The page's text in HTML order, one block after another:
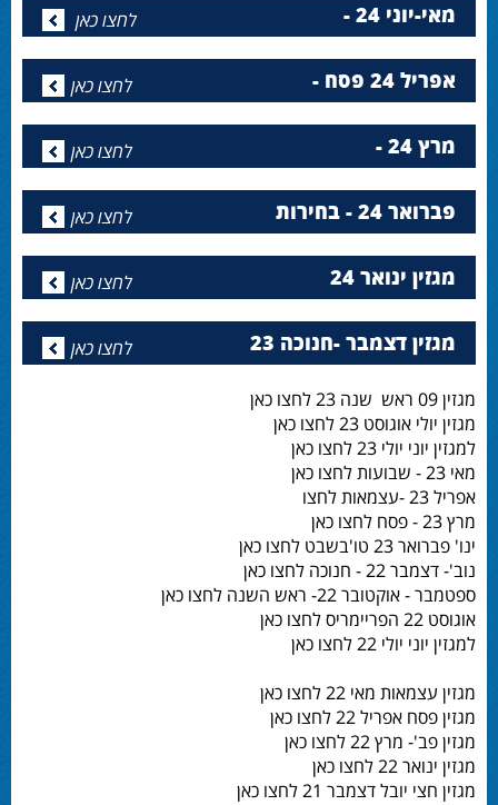
מאי-יוני 24 - לחצו כאן
אפריל 24 פסח - לחצו כאן
מרץ 24 - לחצו כאן
פברואר 24 - בחירות לחצו כאן
מגזין ינואר 24 לחצו כאן
מגזין דצמבר -חנוכה 23 לחצו כאן
מגזין 09 ראש שנה 23 לחצו כאן
מגזין יולי אוגוסט 23 לחצו כאן
למגזין יוני יולי 23 לחצו כאן
מאי 23 - שבועות לחצו כאן
אפריל 23 -עצמאות לחצו
מרץ 23 - פסח לחצו כאן
ינו' פברואר 23 טו'בשבט לחצו כאן
נוב'- דצמבר 22 - חנוכה לחצו כאן
ספטמבר - אוקטובר 22- ראש השנה לחצו כאן
אוגוסט 22 הפריימריס לחצו כאן
למגזין יוני יולי 22 לחצו כאן
מגזין עצמאות מאי 22 לחצו כאן
מגזין פסח אפריל 22 לחצו כאן
מגזין פב'- מרץ 22 לחצו כאן
מגזין ינואר 22 לחצו כאן
מגזין חצי יובל דצמבר 21 לחצו כאן